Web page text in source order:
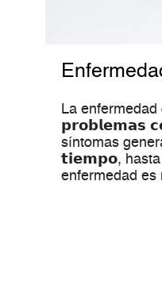
La
𝗽𝗿𝗼𝗯𝗹𝗲𝗺𝗮𝘀
síntomas
𝘁𝗶𝗲𝗺𝗽𝗼, hasta
enfermedad